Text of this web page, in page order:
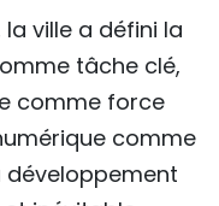
ville a défini la
tâche clé,
comme force
comme